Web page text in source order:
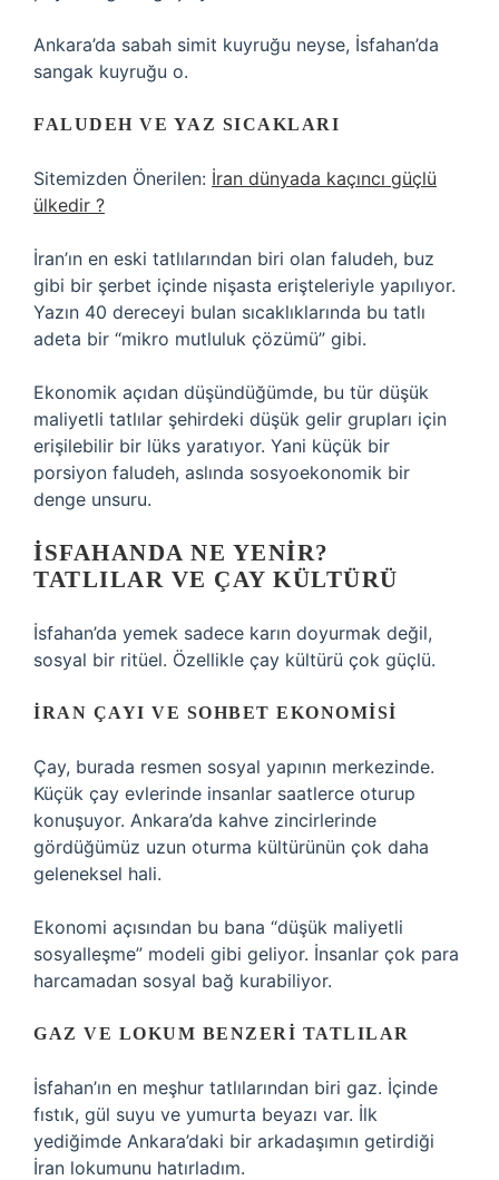
Ankara’da sabah simit kuyruğu neyse, İsfahan’da
sangak kuyruğu o.
FALUDEH VE YAZ SICAKLARI
Sitemizden Önerilen: İran dünyada kaçıncı güçlü
ülkedir ?
İran’ın en eski tatlılarından biri olan faludeh, buz
gibi bir şerbet içinde nişasta erişteleriyle yapılıyor.
Yazın 40 dereceyi bulan sıcaklıklarında bu tatlı
adeta bir “mikro mutluluk çözümü” gibi.
Ekonomik açıdan düşündüğümde, bu tür düşük
maliyetli tatlılar şehirdeki düşük gelir grupları için
erişilebilir bir lüks yaratıyor. Yani küçük bir
porsiyon faludeh, aslında sosyoekonomik bir
denge unsuru.
İSFAHANDA NE YENIR?
TATLILAR VE ÇAY KÜLTÜRÜ
İsfahan’da yemek sadece karın doyurmak değil,
sosyal bir ritüel. Özellikle çay kültürü çok güçlü.
İRAN ÇAYI VE SOHBET EKONOMISI
Çay, burada resmen sosyal yapının merkezinde.
Küçük çay evlerinde insanlar saatlerce oturup
konuşuyor. Ankara’da kahve zincirlerinde
gördüğümüz uzun oturma kültürünün çok daha
geleneksel hali.
Ekonomi açısından bu bana “düşük maliyetli
sosyalleşme” modeli gibi geliyor. İnsanlar çok para
harcamadan sosyal bağ kurabiliyor.
GAZ VE LOKUM BENZERI TATLILAR
İsfahan’ın en meşhur tatlılarından biri gaz. İçinde
fıstık, gül suyu ve yumurta beyazı var. İlk
yediğimde Ankara’daki bir arkadaşımın getirdiği
İran lokumunu hatırladım.